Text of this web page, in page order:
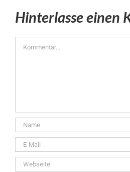
Hinterlasse einen